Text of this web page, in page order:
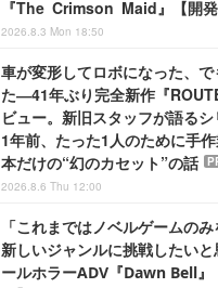
『The Crimson Maid』【開発
2026.8.3 Mon 18:50
車が変形してロボになった、
た―41年ぶり完全新作『
ビュー。新旧スタッフが語る
1年前、たった1人のために手
本だけの“幻のカセット”の話
2026.8.6 Thu 12:00
「これまではノベルゲームのみ
新しいジャンルに挑戦したい
ールホラーADV『Dawn Bell』